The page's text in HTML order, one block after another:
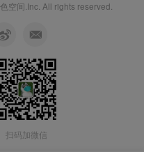
空间.Inc. All rights reserved.
扫码加微信